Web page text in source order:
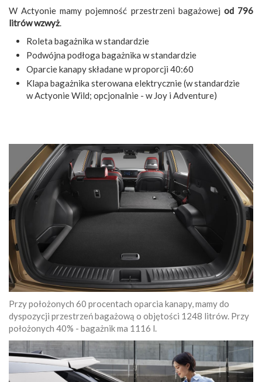
W Actyonie mamy pojemność przestrzeni bagażowej od 796
litrów wzwyż.
Roleta bagażnika w standardzie
Podwójna podłoga bagażnika w standardzie
Oparcie kanapy składane w proporcji 40:60
Klapa bagażnika sterowana elektrycznie (w standardzie
w Actyonie Wild; opcjonalnie - w Joy i Adventure)
Przy położonych 60 procentach oparcia kanapy, mamy do
dyspozycji przestrzeń bagażową o objętości 1248 litrów. Przy
położonych 40% - bagażnik ma 1116 l.